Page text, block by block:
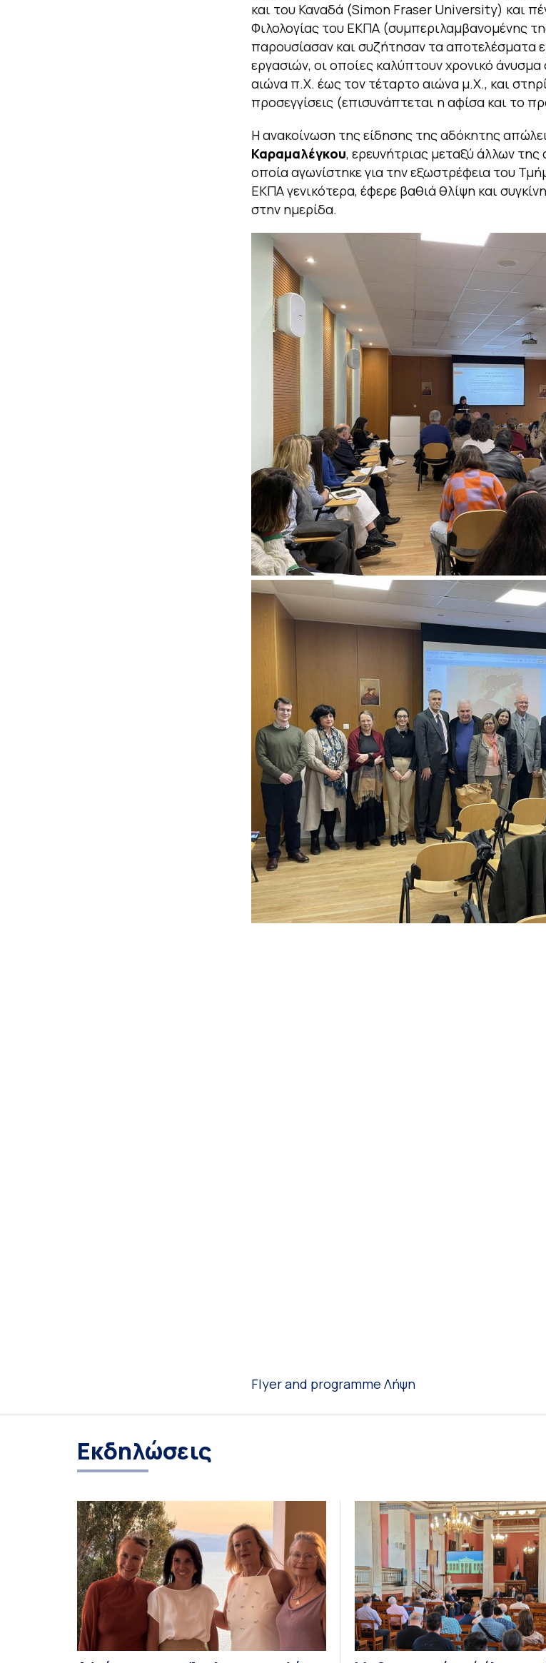
και του Καναδά (Simon Fraser University) και
Φιλολογίας του ΕΚΠΑ (συμπεριλαμβανομένης
παρουσίασαν και συζήτησαν τα αποτελέσματα
εργασιών, οι οποίες καλύπτουν χρονικό
αιώνα π.Χ. έως τον τέταρτο αιώνα μ.Χ., και
προσεγγίσεις (επισυνάπτεται η αφίσα και το
Η ανακοίνωση της είδησης της αδόκητης
Καραμαλέγκου, ερευνήτριας μεταξύ άλλων της
οποία αγωνίστηκε για την εξωστρέφεια του
ΕΚΠΑ γενικότερα, έφερε βαθιά θλίψη και
στην ημερίδα.
Flyer and programme Λήψη
Εκδηλώσεις